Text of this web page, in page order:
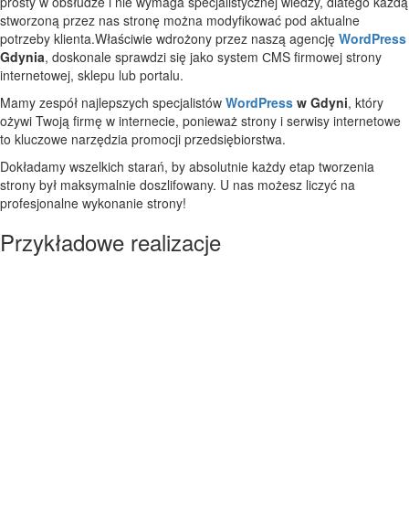
stworzoną przez nas stronę można modyfikować pod aktualne
potrzeby klienta.Właściwie wdrożony przez naszą agencję WordPress
Gdynia, doskonale sprawdzi się jako system СMS firmowej strony
internetowej, sklepu lub portalu.
Mamy zespół najlepszych specjalistów WordPress w Gdyni, który
ożywi Twoją firmę w internecie, ponieważ strony i serwisy internetowe
to kluczowe narzędzia promocji przedsiębiorstwa.
Dokładamy wszelkich starań, by absolutnie każdy etap tworzenia
strony był maksymalnie doszlifowany. U nas możesz liczyć na
profesjonalne wykonanie strony!
Przykładowe realizacje